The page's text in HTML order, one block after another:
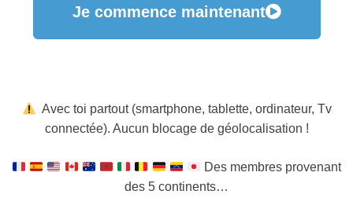
Je commence maintenant
Avec toi partout (smartphone, tablette, ordinateur, Tv
connectée). Aucun blocage de géolocalisation !
Des membres provenant
des 5 continents…